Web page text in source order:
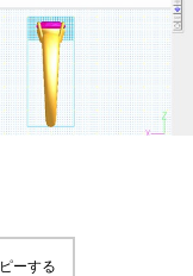
ーする